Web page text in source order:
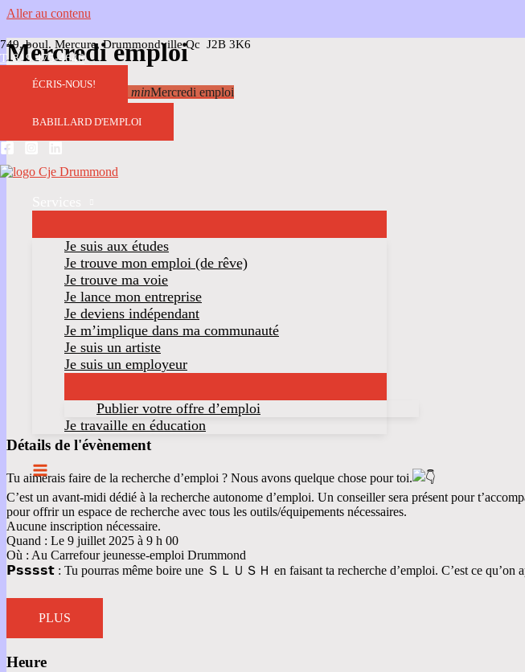
Aller au contenu
749, boul. Mercure, Drummondville Qc J2B 3K6
T. 819 475-4646
ÉCRIS-NOUS!
BABILLARD D'EMPLOI
Je suis aux études
Je trouve mon emploi (de rêve)
Je trouve ma voie
Je lance mon entreprise
Je deviens indépendant
Je m’implique dans ma communauté
Je suis un artiste
Je suis un employeur
Publier votre offre d’emploi
Je travaille en éducation
Mercredi emploi
Jul9 h 00 min10 h 30 minMercredi emploi
Détails de l'évènement
Tu aimerais faire de la recherche d’emploi ? Nous avons quelque chose pour toi.
C’est un avant-midi dédié à la recherche autonome d’emploi. Un conseiller sera présent pour
pour offrir un espace de recherche avec tous les outils/équipements nécessaires.
Aucune inscription nécessaire.
Quand : Le 9 juillet 2025 à 9 h 00
Où : Au Carrefour jeunesse-emploi Drummond
𝗣𝘀𝘀𝘀𝘀𝘁 : Tu pourras même boire une ＳＬＵＳＨ en faisant ta recherche d’emploi. C’est ce qu’on
PLUS
Heure